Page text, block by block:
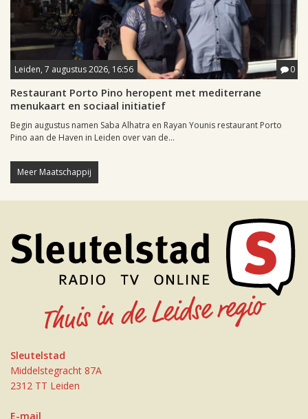
Leiden, 7 augustus 2026, 16:56 0
Restaurant Porto Pino heropent met mediterrane
menukaart en sociaal initiatief
Begin augustus namen Saba Alhatra en Rayan Younis restaurant Porto
Pino aan de Haven in Leiden over van de...
Meer Maatschappij
Sleutelstad
Middelstegracht 87A
2312 TT Leiden
E-mail